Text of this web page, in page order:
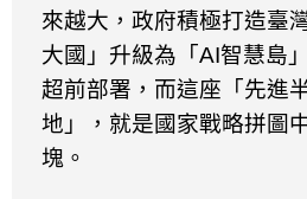
來越大，政府積極打造臺
大國」升級為「 AI智慧島
超前部署，而這座「先進
地」，就是國家戰略拼圖
塊。